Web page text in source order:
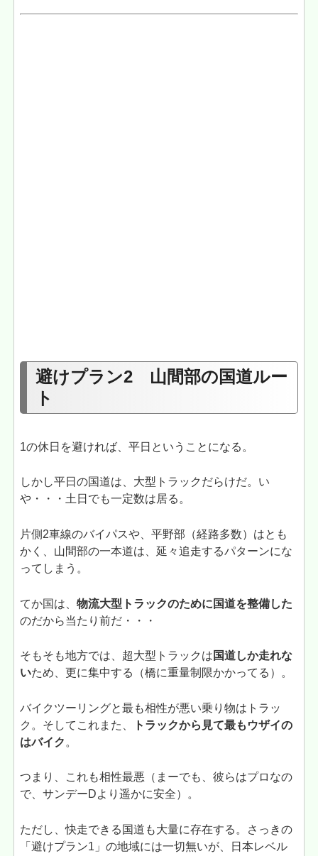
避けプラン2 山間部の国道ルー
ト
1の休日を避ければ、平日ということになる。
しかし平日の国道は、大型トラックだらけだ。い
や・・・土日でも一定数は居る。
片側2車線のバイパスや、平野部（経路多数）はとも
かく、山間部の一本道は、延々追走するパターンにな
ってしまう。
てか国は、物流大型トラックのために国道を整備した
のだから当たり前だ・・・
そもそも地方では、超大型トラックは 国道しか走れな
いため、更に集中する（橋に重量制限かかってる）。
バイクツーリングと最も相性が悪い乗り物はトラッ
ク。そしてこれまた、
トラックから見て最もウザイの
はバイク 。
つまり、これも相性最悪（まーでも、彼らはプロなの
で、サンデーDより遥かに安全）。
ただし、快走できる国道も大量に存在する。さっきの
「避けプラン1」の地域には一切無いが、日本レベル